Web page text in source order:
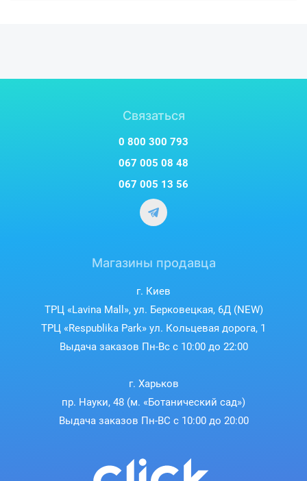
Связаться
0 800 300 793
067 005 08 48
067 005 13 56
Магазины продавца
г. Киев
ТРЦ «Lavina Mall», ул. Берковецкая, 6Д (NEW)
ТРЦ «Respublika Park» ул. Кольцевая дорога, 1
Выдача заказов Пн-Вс с 10:00 до 22:00
г. Харьков
пр. Науки, 48 (м. «Ботанический сад»)
Выдача заказов Пн-ВС с 10:00 до 20:00